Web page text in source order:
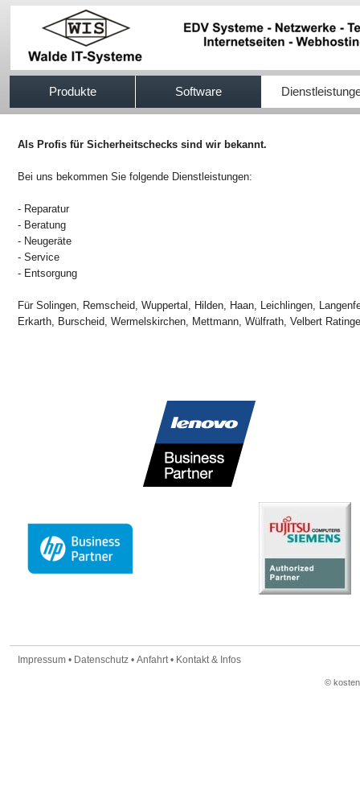
Produkte Software
Als Profis für Sicherheitschecks sind wir bekannt.
Bei uns bekommen Sie folgende Dienstleistungen:
- Reparatur
- Beratung
- Neugeräte
- Service
- Entsorgung
Für Solingen, Remscheid, Wuppertal, Hilden, Haan, Leichlingen,
Erkarth, Burscheid, Wermelskirchen, Mettmann, Wülfrath, Velbert
Impressum • Datenschutz • Anfahrt• Kontakt & Infos
©